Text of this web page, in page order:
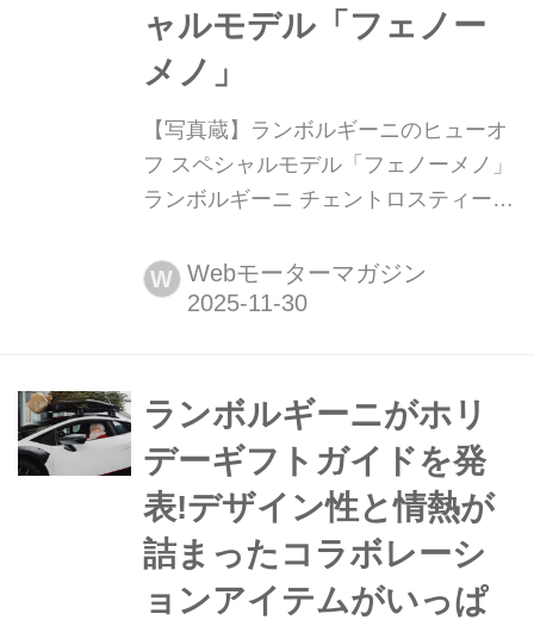
ャルモデル「フェノー
メノ」
【写真蔵】ランボルギーニのヒューオ
フ スペシャルモデル「フェノーメノ」
ランボルギーニ チェントロスティーレ
の「フェノーメノ」。そのディテール
を写真で紹介しよう。
W Webモーターマガジン
ランボルギーニがホリ
デーギフトガイドを発
表!デザイン性と情熱が
詰まったコラボレーシ
ョンアイテムがいっぱ